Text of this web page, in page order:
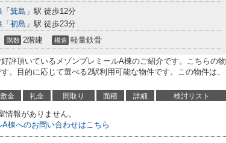
「 箕島 」駅 徒歩12分
「 初島 」駅 徒歩23分
階数 2階建 構造 軽量鉄骨
評頂いているメゾンプレミールA棟のご紹介です。こちらの物
。目的に応じて選べる2駅利用可能な物件です。この物件は、
敷金 礼金 間取り 面積 詳細 検討リスト
情報がありません。
A棟へのお問い合わせはこちら